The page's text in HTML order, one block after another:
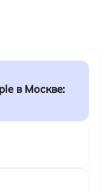
в Москве: